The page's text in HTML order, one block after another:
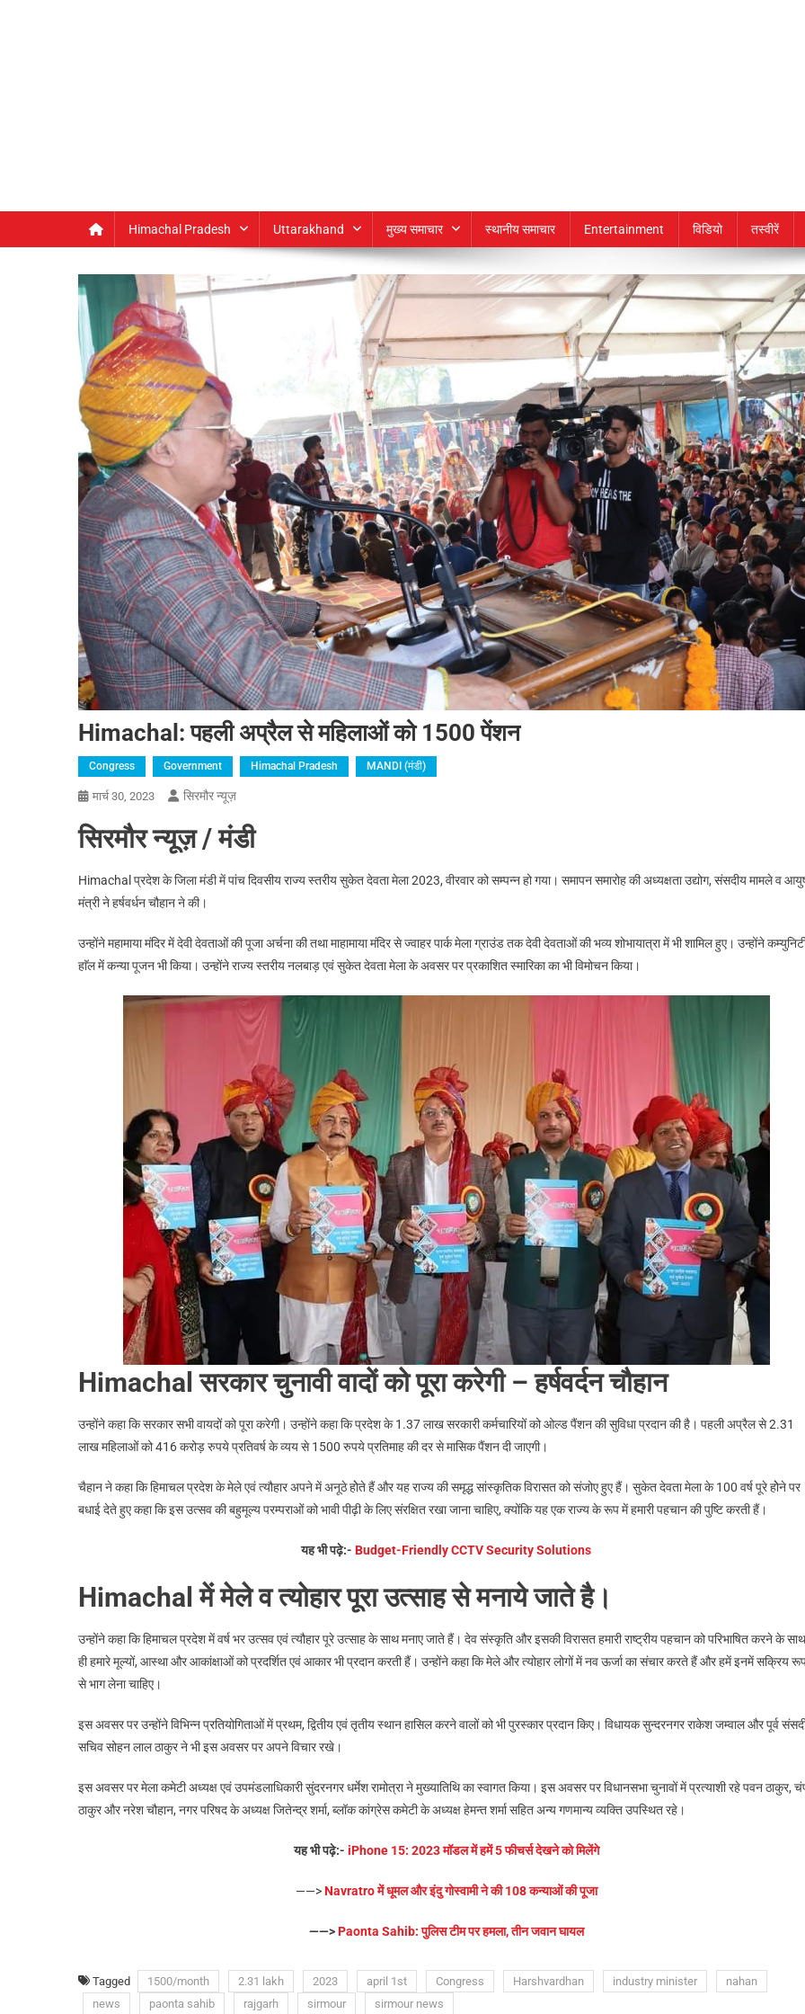
Himachal Pradesh Uttarakhand मुख्य समाचार स्थानीय समाचार Entertainment विडियो तस्वीरें
Himachal: पहली अप्रैल से महिलाओं को 1500 पेंशन
Congress Government Himachal Pradesh MANDI (मंडी)
मार्च 30, 2023 सिरमौर न्यूज़
सिरमौर न्यूज़ / मंडी
Himachal प्रदेश के जिला मंडी में पांच दिवसीय राज्य स्तरीय सुकेत देवता मेला 2023, वीरवार को सम्पन्न हो गया। समापन समारोह की अध्यक्षता उद्योग, संसदीय मामले व
मंत्री ने हर्षवर्धन चौहान ने की।
उन्होंने महामाया मंदिर में देवी देवताओं की पूजा अर्चना की तथा माहामाया मंदिर से ज्वाहर पार्क मेला ग्राउंड तक देवी देवताओं की भव्य शोभायात्रा में भी शामिल हुए। उन्होंने
हाॅल में कन्या पूजन भी किया। उन्होंने राज्य स्तरीय नलबाड़ एवं सुकेत देवता मेला के अवसर पर प्रकाशित स्मारिका का भी विमोचन किया।
Himachal सरकार चुनावी वादों को पूरा करेगी – हर्षवर्दन चौहान
उन्होंने कहा कि सरकार सभी वायदों को पूरा करेगी। उन्होंने कहा कि प्रदेश के 1.37 लाख सरकारी कर्मचारियों को ओल्ड पैंशन की सुविधा प्रदान की है। पहली अप्रैल से 2.31
लाख महिलाओं को 416 करोड़ रुपये प्रतिवर्ष के व्यय से 1500 रुपये प्रतिमाह की दर से मासिक पैंशन दी जाएगी।
चैहान ने कहा कि हिमाचल प्रदेश के मेले एवं त्यौहार अपने में अनूठे होेते हैं और यह राज्य की समृद्ध सांस्कृतिक विरासत को संजोए हुए हैं। सुकेत देवता मेला के 100 वर्ष पूरे होेने पर
बधाई देते हुए कहा कि इस उत्सव की बहुमूल्य परम्पराओं को भावी पीढ़ी के लिए संरक्षित रखा जाना चाहिए, क्योंकि यह एक राज्य के रूप में हमारी पहचान की पुष्टि करती हैं।
यह भी पढ़े:- Budget-Friendly CCTV Security Solutions
Himachal में मेले व त्योहार पूरा उत्साह से मनाये जाते है।
उन्होंने कहा कि हिमाचल प्रदेश में वर्ष भर उत्सव एवं त्यौहार पूरे उत्साह के साथ मनाए जाते हैं। देव संस्कृति और इसकी विरासत हमारी राष्ट्रीय पहचान को परिभाषित करने के साथ
ही हमारे मूल्यों, आस्था और आकांक्षाओं को प्रदर्शित एवं आकार भी प्रदान करती हैं। उन्होंने कहा कि मेले और त्योहार लोगों में नव ऊर्जा का संचार करते हैं और हमें इनमें सक्रिय
से भाग लेना चाहिए।
इस अवसर पर उन्होंने विभिन्न प्रतियोगिताओं में प्रथम, द्वितीय एवं तृतीय स्थान हासिल करने वालों को भी पुरस्कार प्रदान किए। विधायक सुन्दरनगर राकेश जम्वाल और पूर्व
सचिव सोहन लाल ठाकुर ने भी इस अवसर पर अपने विचार रखे।
इस अवसर पर मेला कमेटी अध्यक्ष एवं उपमंडलाधिकारी सुंदरनगर धर्मेश रामोत्रा ने मुख्यातिथि का स्वागत किया। इस अवसर पर विधानसभा चुनावों में प्रत्याशी रहे पवन ठाकुर,
ठाकुर और नरेश चौहान, नगर परिषद के अध्यक्ष जितेन्द्र शर्मा, ब्लॉक कांग्रेस कमेटी के अध्यक्ष हेमन्त शर्मा सहित अन्य गणमान्य व्यक्ति उपस्थित रहे।
यह भी पढ़े:- iPhone 15: 2023 मॉडल में हमें 5 फीचर्स देखने को मिलेंगे
——> Navratro में धूमल और इंदु गोस्वामी ने की 108 कन्याओं की पूजा
——>Paonta Sahib: पुलिस टीम पर हमला, तीन जवान घायल
Tagged 1500/month 2.31 lakh 2023 april 1st Congress Harshvardhan industry minister
nahan
news
paonta sahib rajgarh sirmour sirmour news